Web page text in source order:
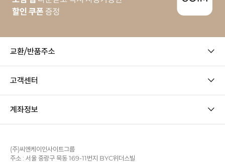
교환/반품주소
고객센터
계좌정보
(주)씨엔케이인사이트그룹
주소 : 서울 중랑구 묵동 169-11번지 BYC위더스빌